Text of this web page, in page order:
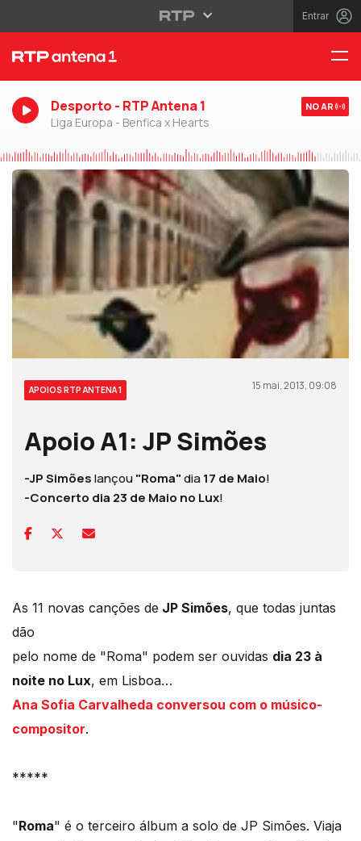
Entrar
Desporto - RTP Antena 1
Liga Europa - Benfica x Hearts
NO AR
APOIOS RTP ANTENA 1 15 mai, 2013, 09:08
Apoio A1: JP Simões
-JP Simõeslançou"Roma"dia17 de Maio!
-Concerto dia 23 de Maio no Lux!
As 11 novas canções de JP Simões, que todas juntas
dão
pelo nome de "Roma" podem ser ouvidas dia 23 à
noite no Lux, em Lisboa…
Ana Sofia Carvalheda conversou com o músico-
compositor.
*****
"Roma" é o terceiro álbum a solo de JP Simões. Viaja